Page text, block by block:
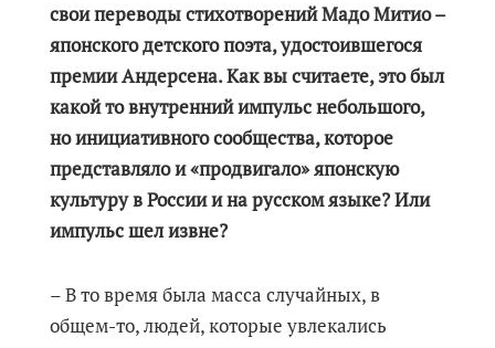
свои переводы стихотворений Мадо Митио –
японского детского поэта, удостоившегося
премии Андерсена. Как вы считаете, это был
какой то внутренний импульс небольшого,
но инициативного сообщества, которое
представляло и «продвигало» японскую
культуру в России и на русском языке? Или
импульс шел извне?
– В то время была масса случайных, в
общем-то, людей, которые увлекались